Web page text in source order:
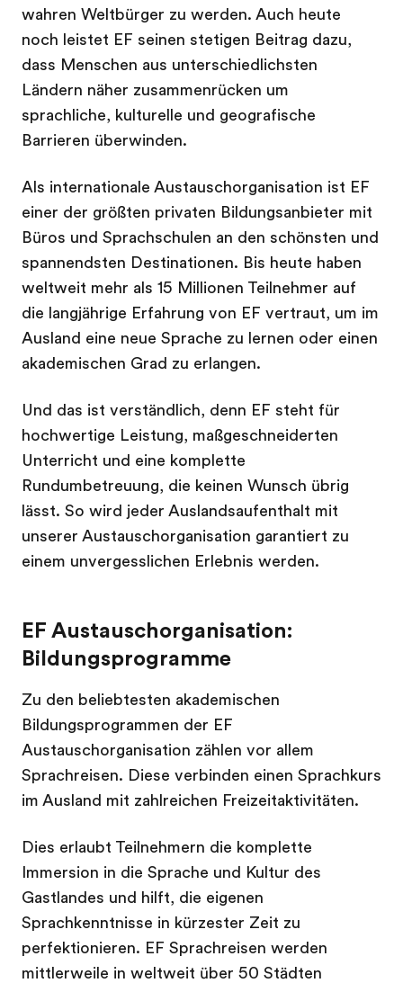
wahren Weltbürger zu werden. Auch heute
noch leistet EF seinen stetigen Beitrag dazu,
dass Menschen aus unterschiedlichsten
Ländern näher zusammenrücken um
sprachliche, kulturelle und geografische
Barrieren überwinden.
Als internationale Austauschorganisation ist EF
einer der größten privaten Bildungsanbieter mit
Büros und Sprachschulen an den schönsten und
spannendsten Destinationen. Bis heute haben
weltweit mehr als 15 Millionen Teilnehmer auf
die langjährige Erfahrung von EF vertraut, um im
Ausland eine neue Sprache zu lernen oder einen
akademischen Grad zu erlangen.
Und das ist verständlich, denn EF steht für
hochwertige Leistung, maßgeschneiderten
Unterricht und eine komplette
Rundumbetreuung, die keinen Wunsch übrig
lässt. So wird jeder Auslandsaufenthalt mit
unserer Austauschorganisation garantiert zu
einem unvergesslichen Erlebnis werden.
EF Austauschorganisation:
Bildungsprogramme
Zu den beliebtesten akademischen
Bildungsprogrammen der EF
Austauschorganisation zählen vor allem
Sprachreisen. Diese verbinden einen Sprachkurs
im Ausland mit zahlreichen Freizeitaktivitäten.
Dies erlaubt Teilnehmern die komplette
Immersion in die Sprache und Kultur des
Gastlandes und hilft, die eigenen
Sprachkenntnisse in kürzester Zeit zu
perfektionieren. EF Sprachreisen werden
mittlerweile in weltweit über 50 Städten